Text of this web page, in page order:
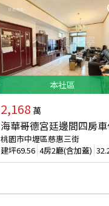
本社區
2,168 萬
海華哥德宮廷邊間四房
桃園市中壢區慈惠三街
建坪69.56 4房2廳(含加蓋)